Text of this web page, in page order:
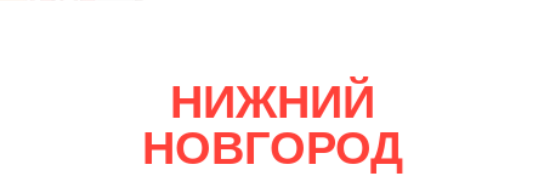
НИЖНИЙ
НОВГОРОД